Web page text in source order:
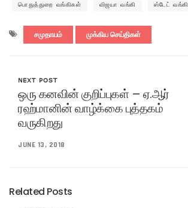
பொதுத்துறை வங்கிகள் விஜயா வங்கி ஸ்டேட் வங்கி
சமுதாயம் முக்கிய செய்திகள்
NEXT POST
ஒரு கனவின் குறிப்புகள் – ஏ.ஆர்
ரஹ்மானின் வாழ்க்கை புத்தகம்
வருகிறது
JUNE 13, 2018
Related Posts